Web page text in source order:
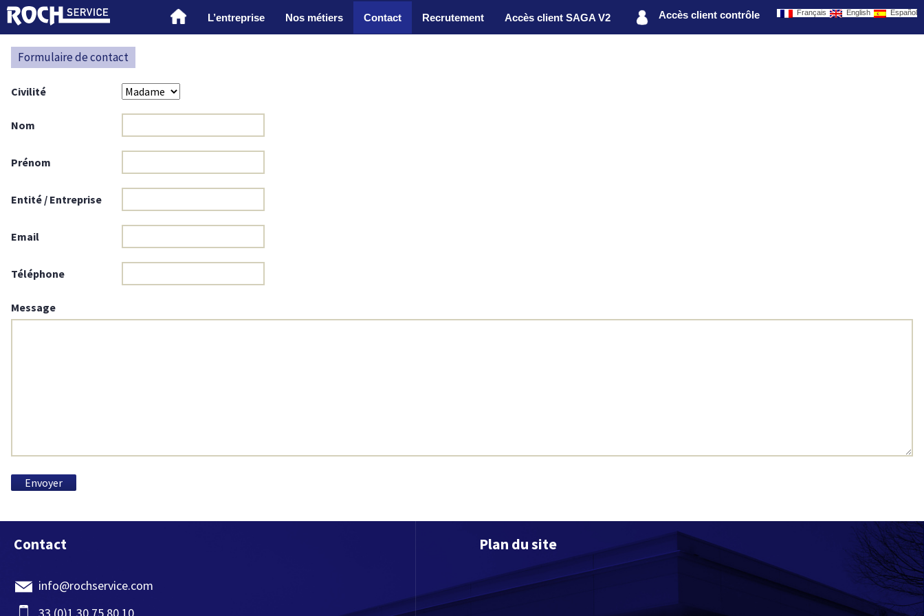
Français English Español
Accès client contrôle
L’entreprise Nos métiers Contact Recrutement Accès client SAGA V2
Formulaire de contact
Civilité
Nom
Prénom
Entité / Entreprise
Email
Téléphone
Message
Contact
info@rochservice.com
Plan du site